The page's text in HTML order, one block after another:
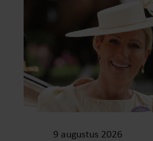
9 augustus 2026